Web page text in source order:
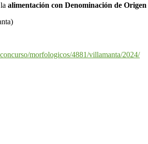
alimentación con Denominación de
morfologicos/4881/villamanta/2024/